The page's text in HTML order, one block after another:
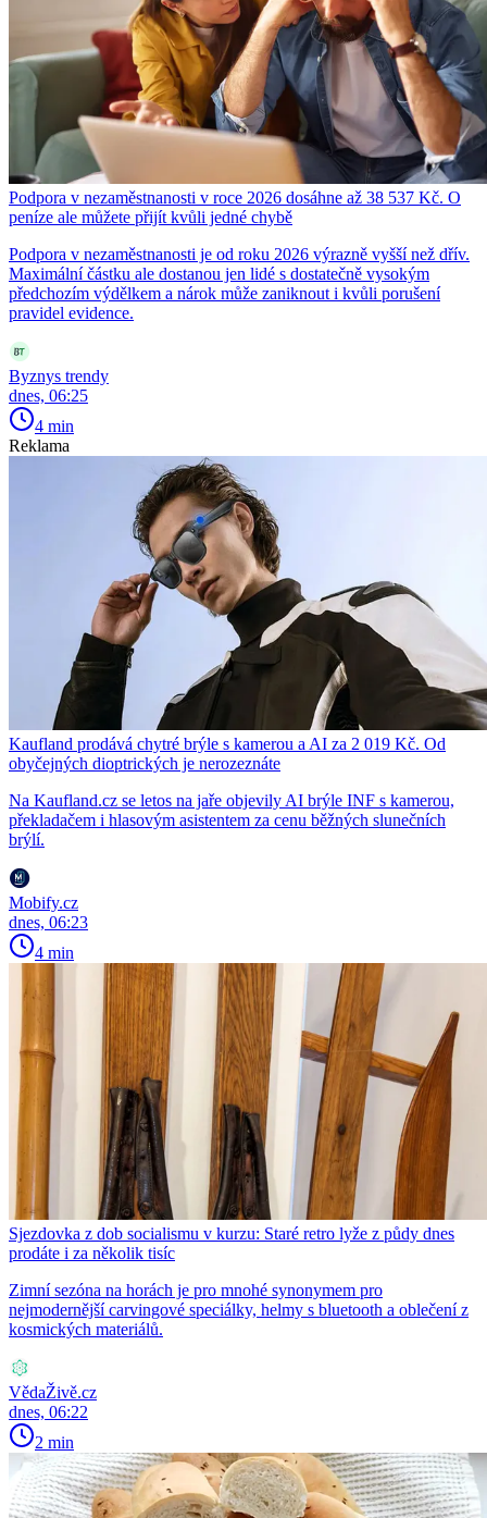
Podpora v nezaměstnanosti v roce 2026 dosáhne až 38 537 Kč. O
peníze ale můžete přijít kvůli jedné chybě
Podpora v nezaměstnanosti je od roku 2026 výrazně vyšší než dřív.
Maximální částku ale dostanou jen lidé s dostatečně vysokým
předchozím výdělkem a nárok může zaniknout i kvůli porušení
pravidel evidence.
Byznys trendy
dnes, 06:25
4 min
Reklama
Kaufland prodává chytré brýle s kamerou a AI za 2 019 Kč. Od
obyčejných dioptrických je nerozeznáte
Na Kaufland.cz se letos na jaře objevily AI brýle INF s kamerou,
překladačem i hlasovým asistentem za cenu běžných slunečních
brýlí.
Mobify.cz
dnes, 06:23
4 min
Sjezdovka z dob socialismu v kurzu: Staré retro lyže z půdy dnes
prodáte i za několik tisíc
Zimní sezóna na horách je pro mnohé synonymem pro
nejmodernější carvingové speciálky, helmy s bluetooth a oblečení z
kosmických materiálů.
VědaŽivě.cz
dnes, 06:22
2 min